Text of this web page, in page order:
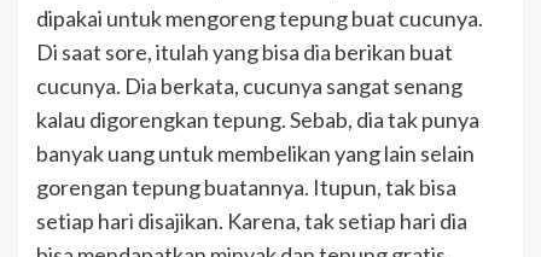
dipakai untuk mengoreng tepung buat cucunya.
Di saat sore, itulah yang bisa dia berikan buat
cucunya. Dia berkata, cucunya sangat senang
kalau digorengkan tepung. Sebab, dia tak punya
banyak uang untuk membelikan yang lain selain
gorengan tepung buatannya. Itupun, tak bisa
setiap hari disajikan. Karena, tak setiap hari dia